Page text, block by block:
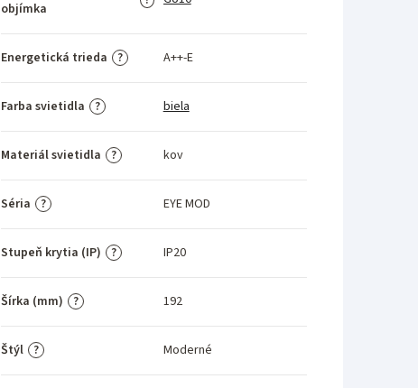
objímka
?
Energetická trieda A++-E
?
Farba svietidla biela
?
Materiál svietidla kov
?
Séria EYE MOD
?
Stupeň krytia (IP) IP20
?
Šírka (mm) 192
?
Štýl Moderné